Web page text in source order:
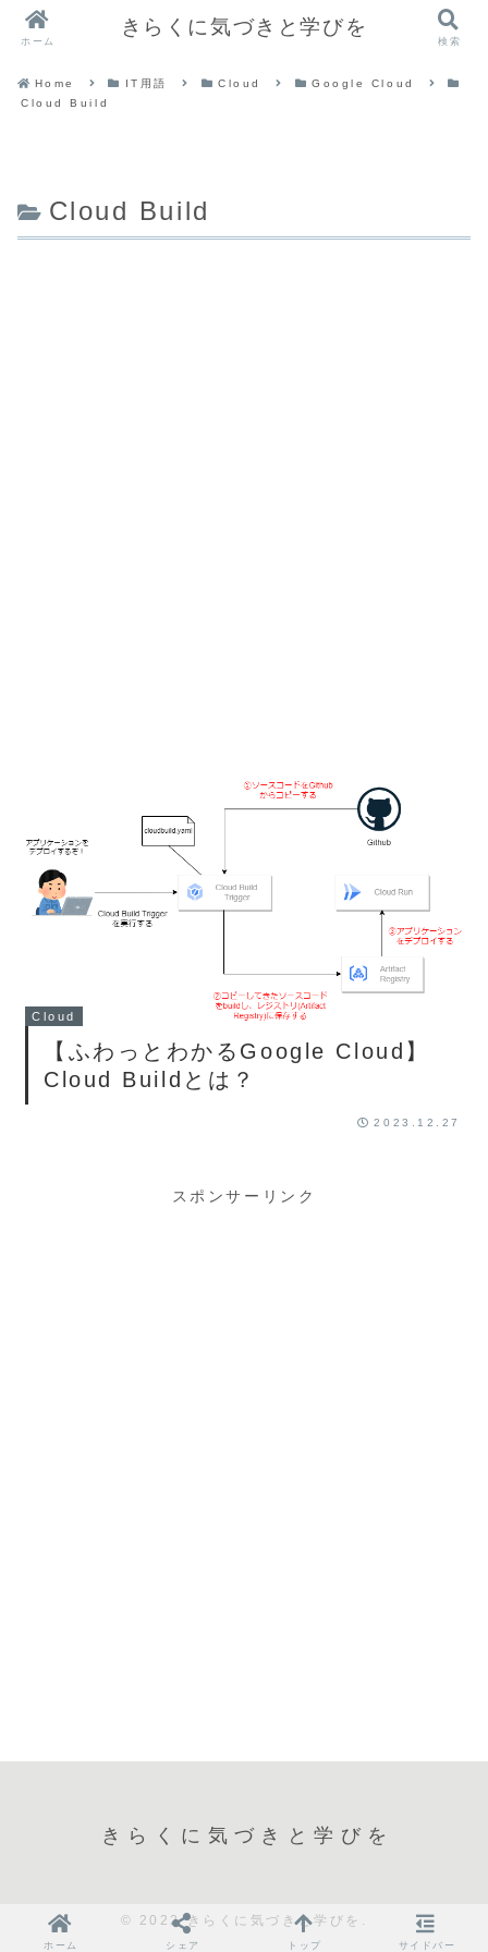
Home IT用語 Cloud
Google Cloud
Cloud Build
Cloud Build
Cloud
【ふわっとわかるGoogle Cloud】
Cloud Buildとは？
2023.12.27
スポンサーリンク
きらくに気づきと学びを
© 2022 きらくに気づきと学びを.
ホーム
きらくに気づきと学びを
検索
ホーム シェア トップ サイドバー